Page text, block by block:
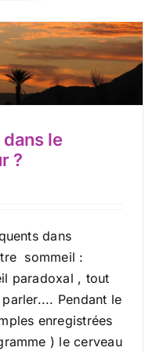
le
?
dans
sommeil :
paradoxal , tout
Pendant le
enregistrées
) le cerveau